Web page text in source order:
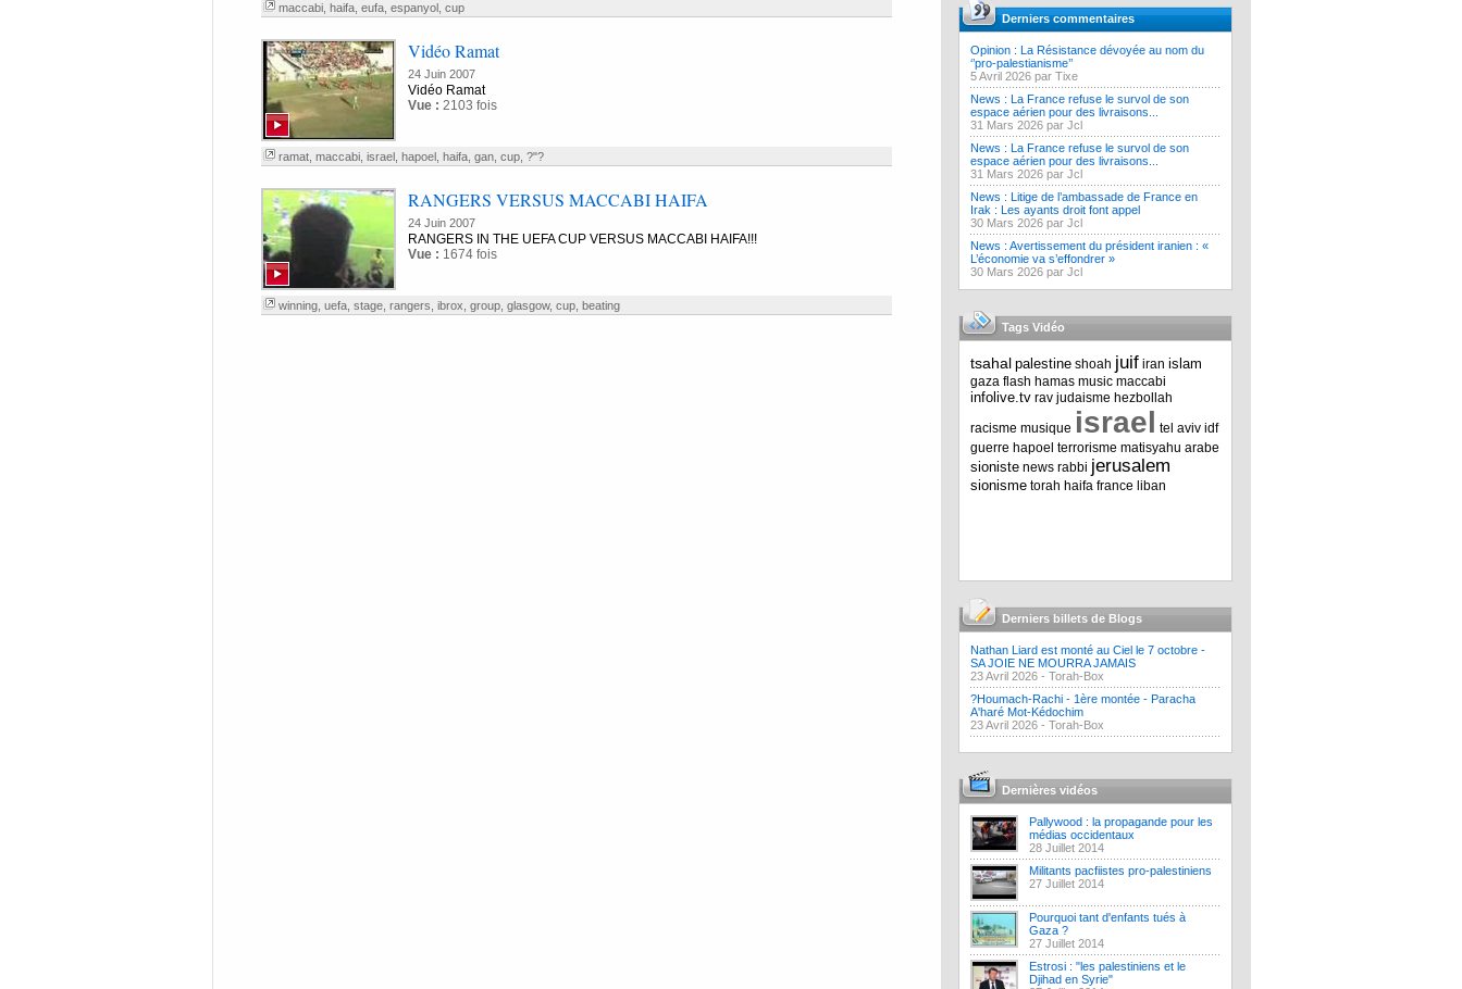
maccabi, haifa, eufa, espanyol, cup
Vidéo Ramat
24 Juin 2007
Vidéo Ramat
Vue : 2103 fois
ramat, maccabi, israel, hapoel, haifa, gan, cup, ?"?
RANGERS VERSUS MACCABI HAIFA
24 Juin 2007
RANGERS IN THE UEFA CUP VERSUS MACCABI HAIFA!!!
Vue : 1674 fois
winning, uefa, stage, rangers ibrox group, glasgow, cup, beating
Derniers commentaires
Opinion : La Résistance dévoyée au nom du
‘’pro-palestianisme’’
5 Avril 2026 par Tixe
News : La France refuse le survol de son
espace aérien pour des livraisons...
31 Mars 2026 par Jcl
News : La France refuse le survol de son
espace aérien pour des livraisons...
31 Mars 2026 par Jcl
News : Litige de l’ambassade de France en
Irak : Les ayants droit font appel
30 Mars 2026 par Jcl
News : Avertissement du président iranien : «
L’économie va s’effondrer »
30 Mars 2026 par Jcl
Tags Vidéo
tsahal palestine shoah juif iran islam
gaza flash hamas music maccabi
infolive.tv rav judaisme hezbollah
racisme musique israel tel aviv idf
guerre hapoel terrorisme matisyahu arabe
sioniste news rabbi jerusalem
sionisme torah haifa france liban
Derniers billets de Blogs
Nathan Liard est monté au Ciel le 7 octobre -
SA JOIE NE MOURRA JAMAIS
23 Avril 2026 - Torah-Box
?Houmach-Rachi - 1ère montée - Paracha
A'haré Mot-Kédochim
23 Avril 2026 - Torah-Box
Dernières vidéos
Pallywood : la propagande pour les
médias occidentaux
28 Juillet 2014
Militants pacfiistes pro-palestiniens
27 Juillet 2014
Pourquoi tant d'enfants tués à
Gaza ?
27 Juillet 2014
Estrosi : "les palestiniens et le
Djihad en Syrie"